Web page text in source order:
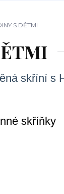
S DĚTMI
skříní s
skříňky